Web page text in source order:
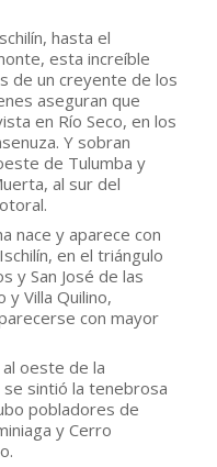
hasta el
esta increíble
de un creyente de los
aseguran que
en Río Seco, en los
Y sobran
de Tulumba y
al sur del
nace y aparece con
en el triángulo
y San José de las
y Villa Quilino,
con mayor
oeste de la
sintió la tenebrosa
pobladores de
y Cerro